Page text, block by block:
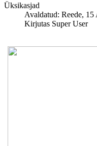
Üksikasjad
Avaldatud: Reede,
Kirjutas Super User